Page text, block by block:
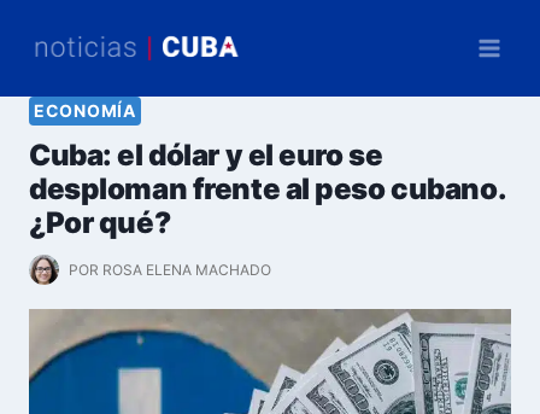
ECONOMÍA
Cuba: el dólar y el euro se
desploman frente al peso cubano.
¿Por qué?
POR ROSA ELENA MACHADO